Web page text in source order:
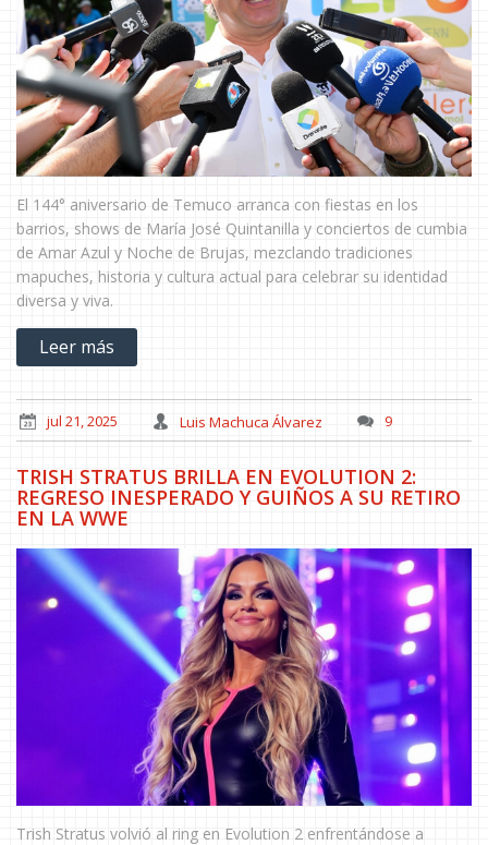
El 144° aniversario de Temuco arranca con fiestas en los
barrios, shows de María José Quintanilla y conciertos de cumbia
de Amar Azul y Noche de Brujas, mezclando tradiciones
mapuches, historia y cultura actual para celebrar su identidad
diversa y viva.
Leer más
jul 21, 2025 Luis Machuca Álvarez 9
TRISH STRATUS BRILLA EN EVOLUTION 2:
REGRESO INESPERADO Y GUIÑOS A SU RETIRO
EN LA WWE
Trish Stratus volvió al ring en Evolution 2 enfrentándose a